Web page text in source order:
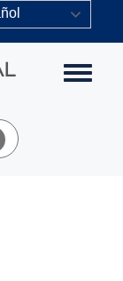
Toggle